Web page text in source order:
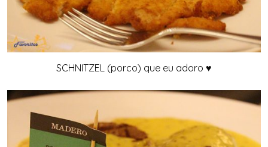
SCHNITZEL (porco) que eu adoro ♥